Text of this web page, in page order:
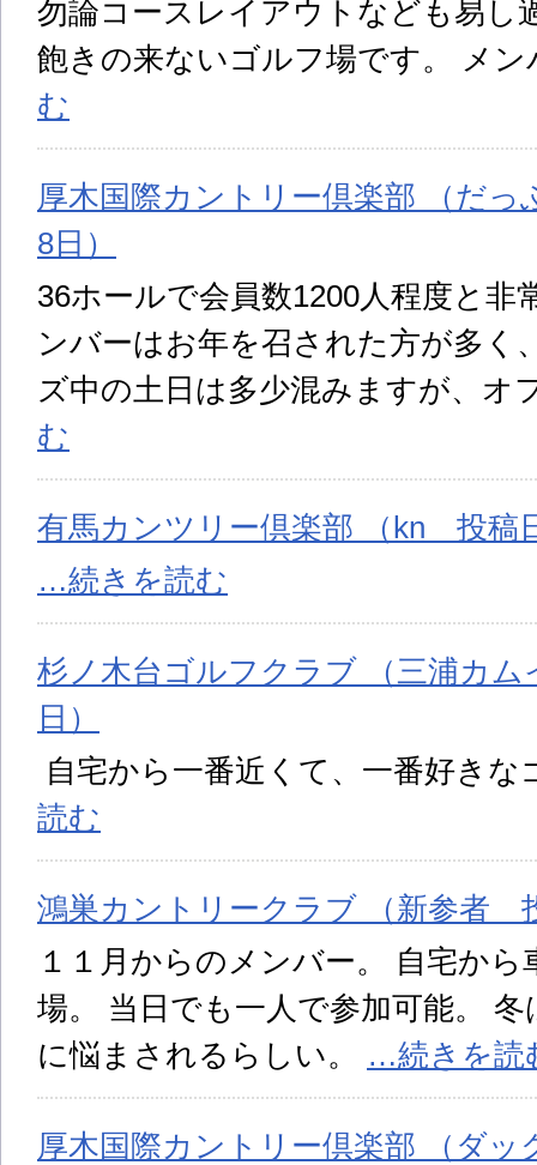
勿論コースレイアウトなども易し
飽きの来ないゴルフ場です。 メ
む
厚木国際カントリー倶楽部 （だ
8日）
36ホールで会員数1200人程度と
ンバーはお年を召された方が多く
ズ中の土日は多少混みますが、オ
む
有馬カンツリー倶楽部 （kn 投稿
…続きを読む
杉ノ木台ゴルフクラブ （三浦カ
日）
自宅から一番近くて、一番好き
読む
鴻巣カントリークラブ （新参者
１１月からのメンバー。 自宅か
場。 当日でも一人で参加可能。
に悩まされるらしい。 …続きを読
厚木国際カントリー倶楽部 （ダ